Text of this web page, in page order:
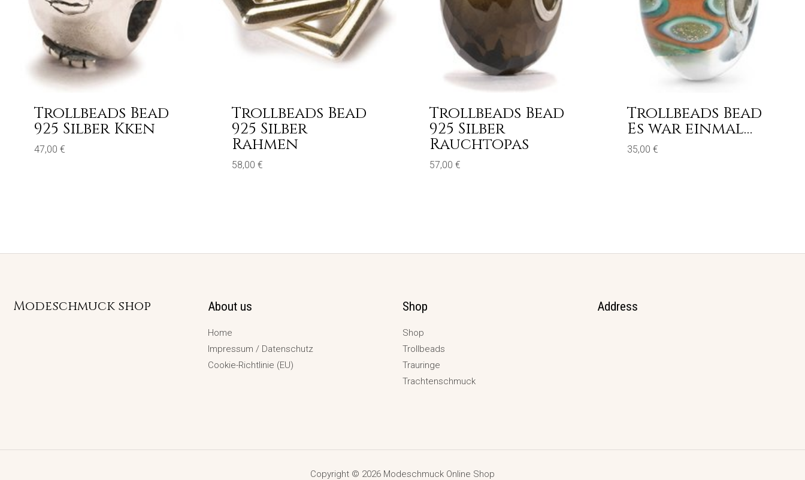
Trollbeads Bead
925 Silber Kken
47,00 €
Trollbeads Bead
925 Silber
Rahmen
58,00 €
Trollbeads Bead
925 Silber
Rauchtopas
57,00 €
Trollbeads Bead
Es war einmal…
35,00 €
Modeschmuck shop About us
Home
Impressum / Datenschutz
Cookie-Richtlinie (EU)
Shop
Shop
Trollbeads
Trauringe
Trachtenschmuck
Address
Copyright © 2026 Modeschmuck Online Shop